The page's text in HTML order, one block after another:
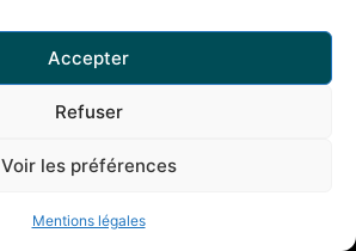
Accepter
Refuser
Voir les préférences
Mentions légales